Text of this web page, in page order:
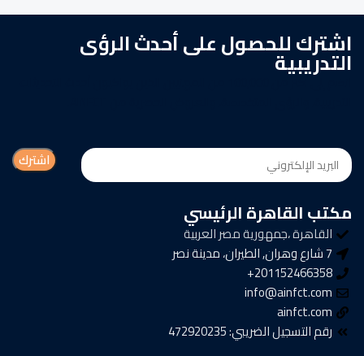
اشترك للحصول على أحدث الرؤى
التدريبية
مكتب القاهرة الرئيسي
القاهرة ،جمهورية مصر العربية
7 شارع وهران, الطيران، مدينة نصر
201152466358+
info@ainfct.com
ainfct.com
رقم التسجيل الضريبي: 472920235